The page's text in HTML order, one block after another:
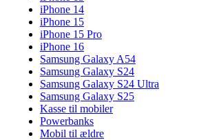
iPhone 14
iPhone 15
iPhone 15 Pro
iPhone 16
Samsung Galaxy A54
Samsung Galaxy S24
Samsung Galaxy S24 Ultra
Samsung Galaxy S25
Kasse til mobiler
Powerbanks
Mobil til ældre